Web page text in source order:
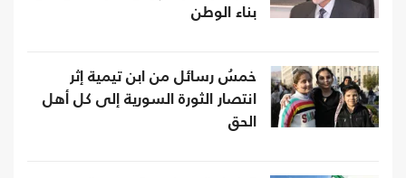
بناء الوطن
خمسُ رسائل من ابن تيمية إثر
انتصار الثورة السورية إلى كل أهل
الحق